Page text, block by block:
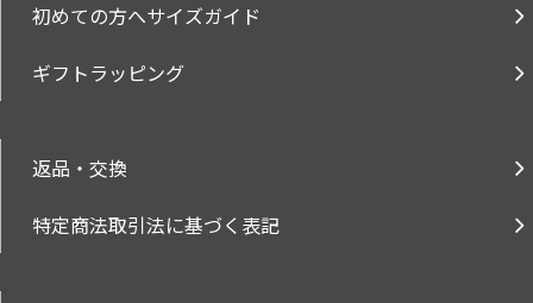
初めての方へサイズガイド
ギフトラッピング
返品・交換
特定商法取引法に基づく表記